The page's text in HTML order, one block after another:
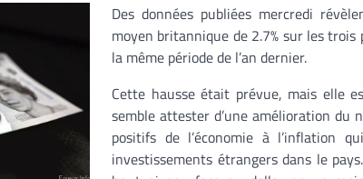
Des données publiées mercredi
moyen britannique de 2.7% sur les
la même période de l’an dernier.
Cette hausse était prévue, mais elle
semble attester d’une amélioration du
positifs de l’économie à l’inflation
investissements étrangers dans le